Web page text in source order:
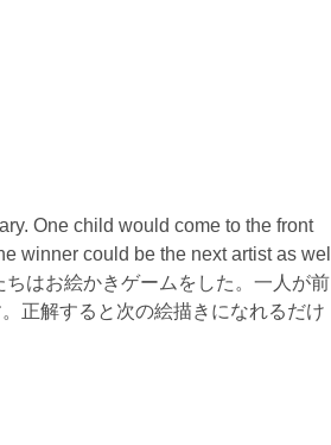
One child would come to the front
winner could be the next artist as well
はお絵かきゲームをした。一人が前
正解すると次の絵描きになれるだけ